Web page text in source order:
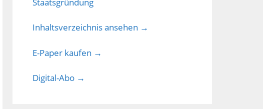
Inhaltsverzeichnis ansehen →
E-Paper kaufen →
Digital-Abo →